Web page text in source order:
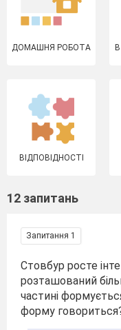
ДОМАШНЯ РОБОТА
ВІДПОВІДНОСТІ
12 запитань
Запитання 1
Стовбур росте
розташований
частині
форму